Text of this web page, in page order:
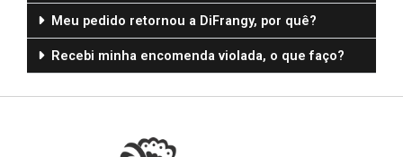
Meu pedido retornou a DiFrangy, por quê?
Recebi minha encomenda violada, o que faço?